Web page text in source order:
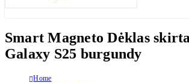
Smart Magneto Dėklas
Galaxy S25 burgundy
Home